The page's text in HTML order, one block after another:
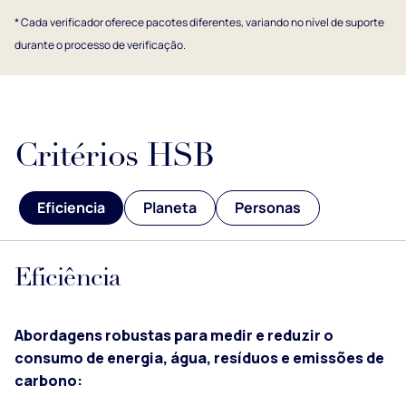
* Cada verificador oferece pacotes diferentes, variando no nível de suporte
durante o processo de verificação.
Critérios HSB
Eficiencia Planeta Personas
Eficiência
Abordagens robustas para medir e reduzir o
consumo de energia, água, resíduos e emissões de
carbono: